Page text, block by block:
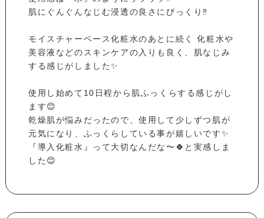
肌にぐんぐんなじむ浸透の良さにびっくり‼️
モイスチャーベース化粧水のあとに続く 化粧水や
美容液などのスキンケアの入りも良く、肌なじみ
する感じがしました✨
使用し始めて10日程から肌ふっくらする感じがし
ます😊
乾燥肌が悩みだったので、使用して少しずつ肌が
元気になり、ふっくらしている事が嬉しいです✨
『導入化粧水』って大切なんだな〜🍀と実感しま
した😊